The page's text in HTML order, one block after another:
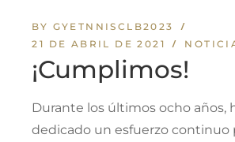
BY GYETNNISCLB2023
21 DE ABRIL DE 2021
¡Cumplimos!
Durante los últimos ocho años,
dedicado un esfuerzo continuo